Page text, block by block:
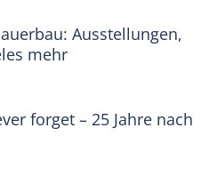
Ausstellungen,
mehr
forget – 25 Jahre nach